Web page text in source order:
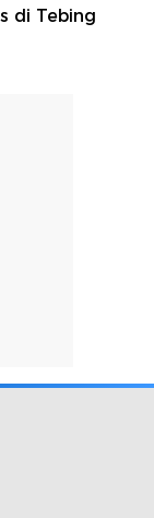
di Tebing